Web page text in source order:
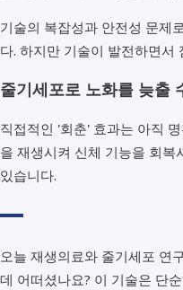
기술의 복잡성과 안전성 문제
다. 하지만 기술이 발전하면서
줄기세포로 노화를 늦출
직접적인 '회춘' 효과는 아직
을 재생시켜 신체 기능을 회복
있습니다.
오늘 재생의료와 줄기세포 연
데 어떠셨나요? 이 기술은 단